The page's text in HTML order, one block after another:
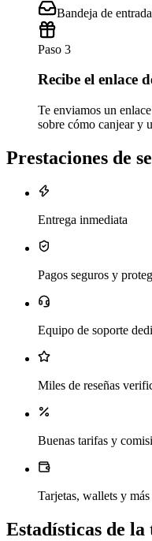
Bandeja de entrada
Paso 3
Recibe el enlace
Te enviamos un
sobre cómo canjear y
Prestaciones de
Entrega inmediata
Pagos seguros y
Equipo de soporte
Miles de reseñas
Buenas tarifas y
Tarjetas, wallets y
Estadísticas de la